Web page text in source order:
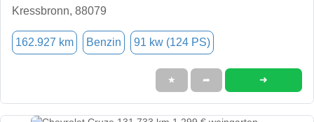
Kressbronn, 88079
162.927 km Benzin 91 kw (124 PS)
★ ➦ ➜